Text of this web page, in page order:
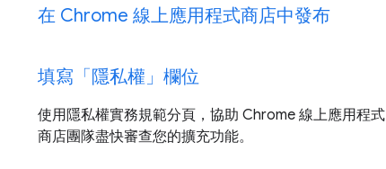
在 Chrome 線上應用程式商店中發布
填寫「隱私權」欄位
使用隱私權實務規範分頁，協助 Chrome 線上應用程式
商店團隊盡快審查您的擴充功能。